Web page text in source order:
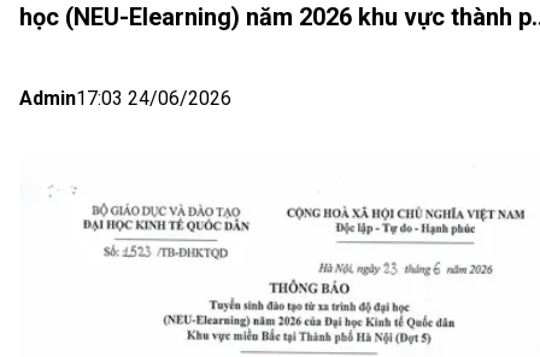
học (NEU-Elearning) năm 2026 khu vực thành
Admin17:03 24/06/2026